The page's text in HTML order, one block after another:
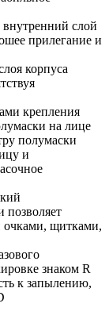
слой
прилегание и
корпуса
крепления
на лице
полумаски
и
позволяет
очками, щитками,
знаком R
к запылению,